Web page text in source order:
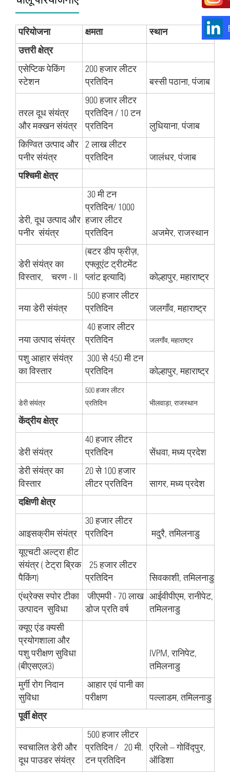
परियोजना क्षमता
स्थान
उत्तरी क्षेत्र
एसेप्टिक पेकिंग
स्टेशन
200 हजार लीटर
प्रतिदिन
बस्सी पठाना, पंजाब
तरल दूध संयंत्र
और मक्खन संयंत्र
900 हजार लीटर
प्रतिदिन / 10 टन
प्रतिदिन
लुधियाना, पंजाब
किण्वित उत्पाद और
पनीर संयंत्र
2 लाख लीटर
प्रतिदिन
जालंधर, पंजाब
पश्चिमी क्षेत्र
डेरी, दूध उत्पाद और
पनीर संयंत्र
30 मी टन
प्रतिदिन/ 1000
हजार लीटर
प्रतिदिन
अजमेर, राजस्थान
डेरी संयंत्र का
विस्तार, चरण - II
(बटर डीप फ्रीज़,
एफ्लूएंट ट्रीटमेंट
प्लांट इत्यादि)
कोल्हापुर, महाराष्ट्र
नया डेरी संयंत्र
500 हजार लीटर
प्रतिदिन
जलगाँव, महाराष्ट्र
नया उत्पाद संयंत्र
40 हजार लीटर
प्रतिदिन
जलगाँव, महाराष्ट्र
पशु आहार संयंत्र
का विस्तार
300 से 450 मी टन
प्रतिदिन
कोल्हापुर, महाराष्ट्र
डेरी संयंत्र
500हजार लीटर
प्रतिदिन
भीलवाड़ा, राजस्थान
केंद्रीय क्षेत्र
डेरी संयंत्र
40 हजार लीटर
प्रतिदिन
सेंधवा, मध्य प्रदेश
डेरी संयंत्र का
विस्तार
20 से 100 हजार
लीटर प्रतिदिन
सागर, मध्य प्रदेश
दक्षिणी क्षेत्र
आइसक्रीम संयंत्र
30 हजार लीटर
प्रतिदिन
मदुरै, तमिलनाडु
यूएचटी अल्ट्रा हीट
संयंत्र ( टेट्रा ब्रिक
पैकिंग)
25 हजार लीटर
प्रतिदिन
सिवकाशी, तमिलनाडु
एंथ्रेक्स स्पोर टीका
उत्पादन सुविधा
जीएमपी - 70 लाख
डोज प्रति वर्ष
आईवीपीएम, रानीपेट,
तमिलनाडु
क्यूए एंड क्यसी
प्रयोगशाला और
पशु परीक्षण सुविधा
(बीएसएल3)
IVPM, रानिपेट,
तमिलनाडु
मुर्गी रोग निदान
सुविधा
आहार एवं पानी का
परीक्षण
पल्लाडम, तमिलनाडु
पूर्वी क्षेत्र
स्वचालित डेरी और
दूध पाउडर संयंत्र
500 हजार लीटर
प्रतिदिन / 20 मी.
टन प्रतिदिन
एरिलो – गोविंद्पुर,
ऑडिशा